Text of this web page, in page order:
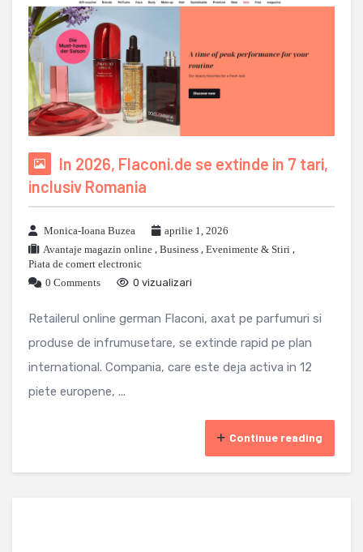
In 2026, Flaconi.de se extinde in 7 tari,
inclusiv Romania
Monica-Ioana Buzea
aprilie 1, 2026
Avantaje magazin online , Business , Evenimente & Stiri ,
Piata de comert electronic
0 Comments
0 vizualizari
Retailerul online german Flaconi, axat pe parfumuri si
produse de infrumusetare, se extinde rapid pe plan
international. Compania, care este deja activa in 12
piete europene, ...
Continue reading